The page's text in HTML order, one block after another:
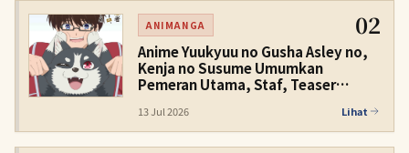
ANIMANGA 02
Anime Yuukyuu no Gusha Asley no,
Kenja no Susume Umumkan
Pemeran Utama, Staf, Teaser
13 Jul 2026 Lihat